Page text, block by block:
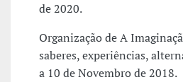
de 2020.
Organização de A
saberes, experiências,
a 10 de Novembro de 2018.